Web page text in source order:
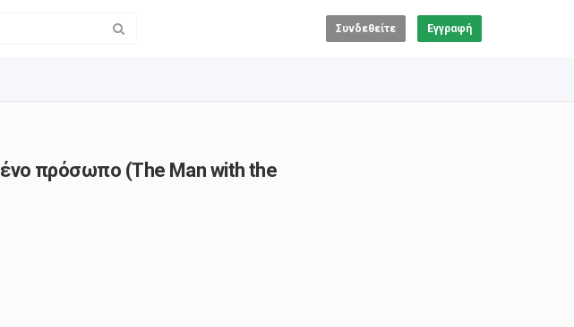
Συνδεθείτε Εγγραφή
πρόσωπo (The Man with the